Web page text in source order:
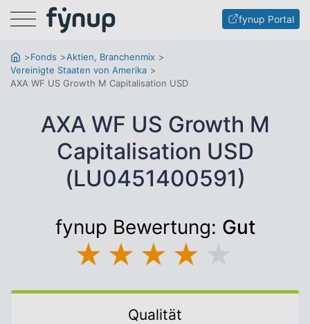
Menu fynup Portal
Fonds
Aktien, Branchenmix
Vereinigte Staaten von Amerika
AXA WF US Growth M Capitalisation USD
AXA WF US Growth M
Capitalisation USD
(LU0451400591)
fynup Bewertung: Gut
★ ★ ★ ★
Qualität